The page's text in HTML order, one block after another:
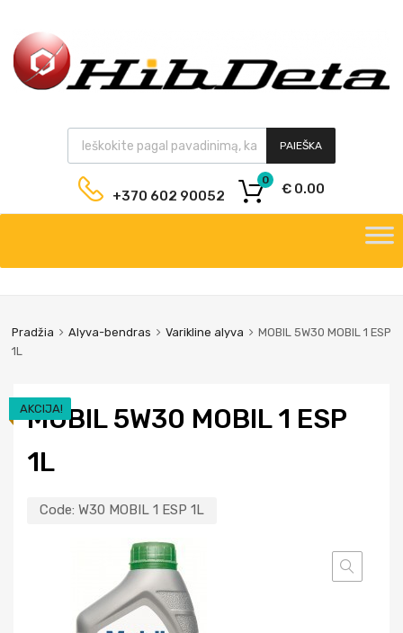
PAIEŠKA
+370 602 90052 € 0.00
0
Pradžia Alyva-bendras Varikline alyva
MOBIL 5W30 MOBIL 1 ESP
1L
MOBIL 5W30 MOBIL 1 ESP
1L
Code: W30 MOBIL 1 ESP 1L
AKCIJA!